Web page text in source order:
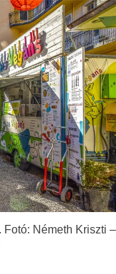
Németh Kriszti –